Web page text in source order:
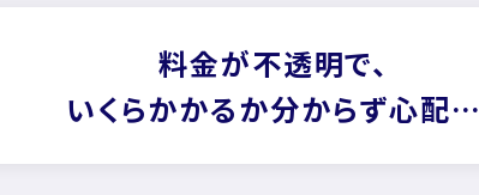
料金が不透明で、
いくらかかるか分からず心配…